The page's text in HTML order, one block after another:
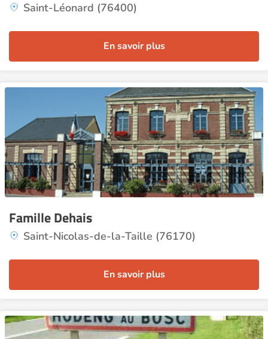
Saint-Léonard (76400)
En savoir plus
Famille Dehais
Saint-Nicolas-de-la-Taille (76170)
En savoir plus